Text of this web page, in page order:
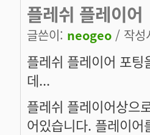
플레쉬 플레이어
글쓴이: neogeo / 작
플레쉬 플레이어 포
데...
플레쉬 플레이어상으
어있습니다. 플레이